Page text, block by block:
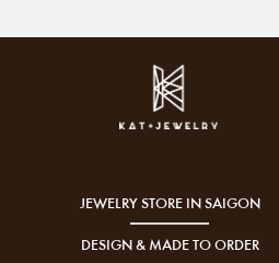
JEWELRY STORE IN SAIGON
DESIGN & MADE TO ORDER